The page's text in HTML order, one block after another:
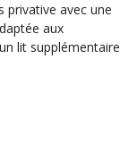
privative avec une
aux
lit supplémentaire